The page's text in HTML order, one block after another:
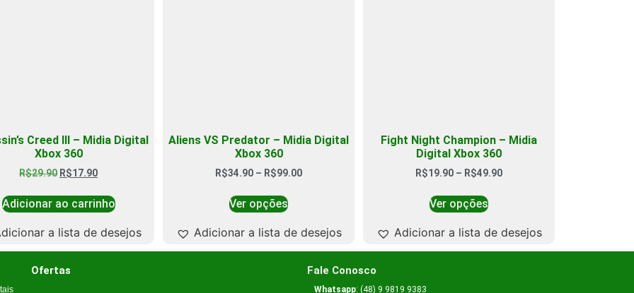
Creed III – Midia Digital
Xbox 360
R$29.90 R$17.90
Adicionar ao carrinho
a lista de desejos
Aliens VS Predator – Midia Digital
Xbox 360
R$34.90 – R$99.00
Ver opções
Adicionar a lista de desejos
Fight Night Champion – Midia
Digital Xbox 360
R$19.90 – R$49.90
Ver opções
Adicionar a lista de desejos
Ofertas Fale Conosco
Whatsapp: (48) 9 9819 9383